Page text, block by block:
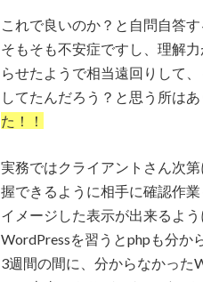
これで良いのか？と自問自答す
そもそも不安症ですし、理解
らせたようで相当遠回りして
してたんだろう？と思う所はあ
た！！
実務ではクライアントさん次
握できるように相手に確認作
イメージした表示が出来るよ
WordPressを習うとphpも分か
3週間の間に、分からなかった